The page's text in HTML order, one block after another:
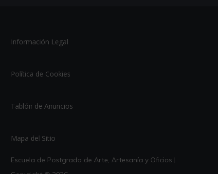
Información Legal
Política de Cookies
Tablón de Anuncios
Mapa del Sitio
Escuela de Postgrado de Arte, Artesanía y Oficios |